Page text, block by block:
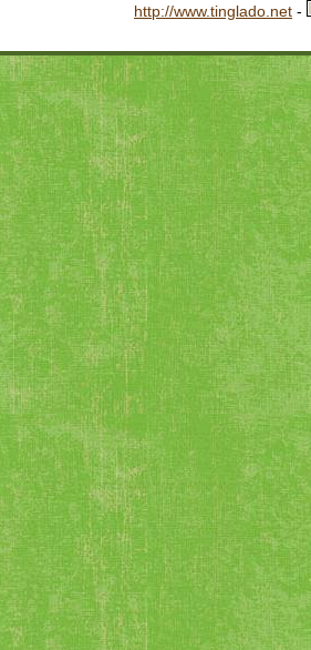
http://www.tinglado.net -